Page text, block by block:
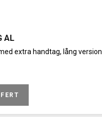
AL
extra handtag, lång version